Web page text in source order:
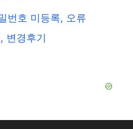
번호 미등록, 오류
변경후기